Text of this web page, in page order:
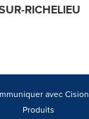
RICHELIEU
avec Cision
Produits